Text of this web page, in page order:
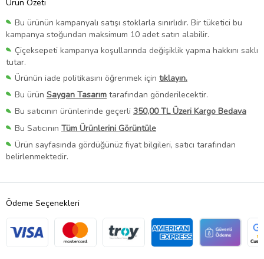
Ürün Özeti
Bu ürünün kampanyalı satışı stoklarla sınırlıdır. Bir tüketici bu
kampanya stoğundan maksimum 10 adet satın alabilir.
Çiçeksepeti kampanya koşullarında değişiklik yapma hakkını saklı
tutar.
Ürünün iade politikasını öğrenmek için tıklayın.
Bu ürün Saygan Tasarım tarafından gönderilecektir.
Bu satıcının ürünlerinde geçerli 350,00 TL Üzeri Kargo Bedava
Bu Satıcının Tüm Ürünlerini Görüntüle
Ürün sayfasında gördüğünüz fiyat bilgileri, satıcı tarafından
belirlenmektedir.
Ödeme Seçenekleri